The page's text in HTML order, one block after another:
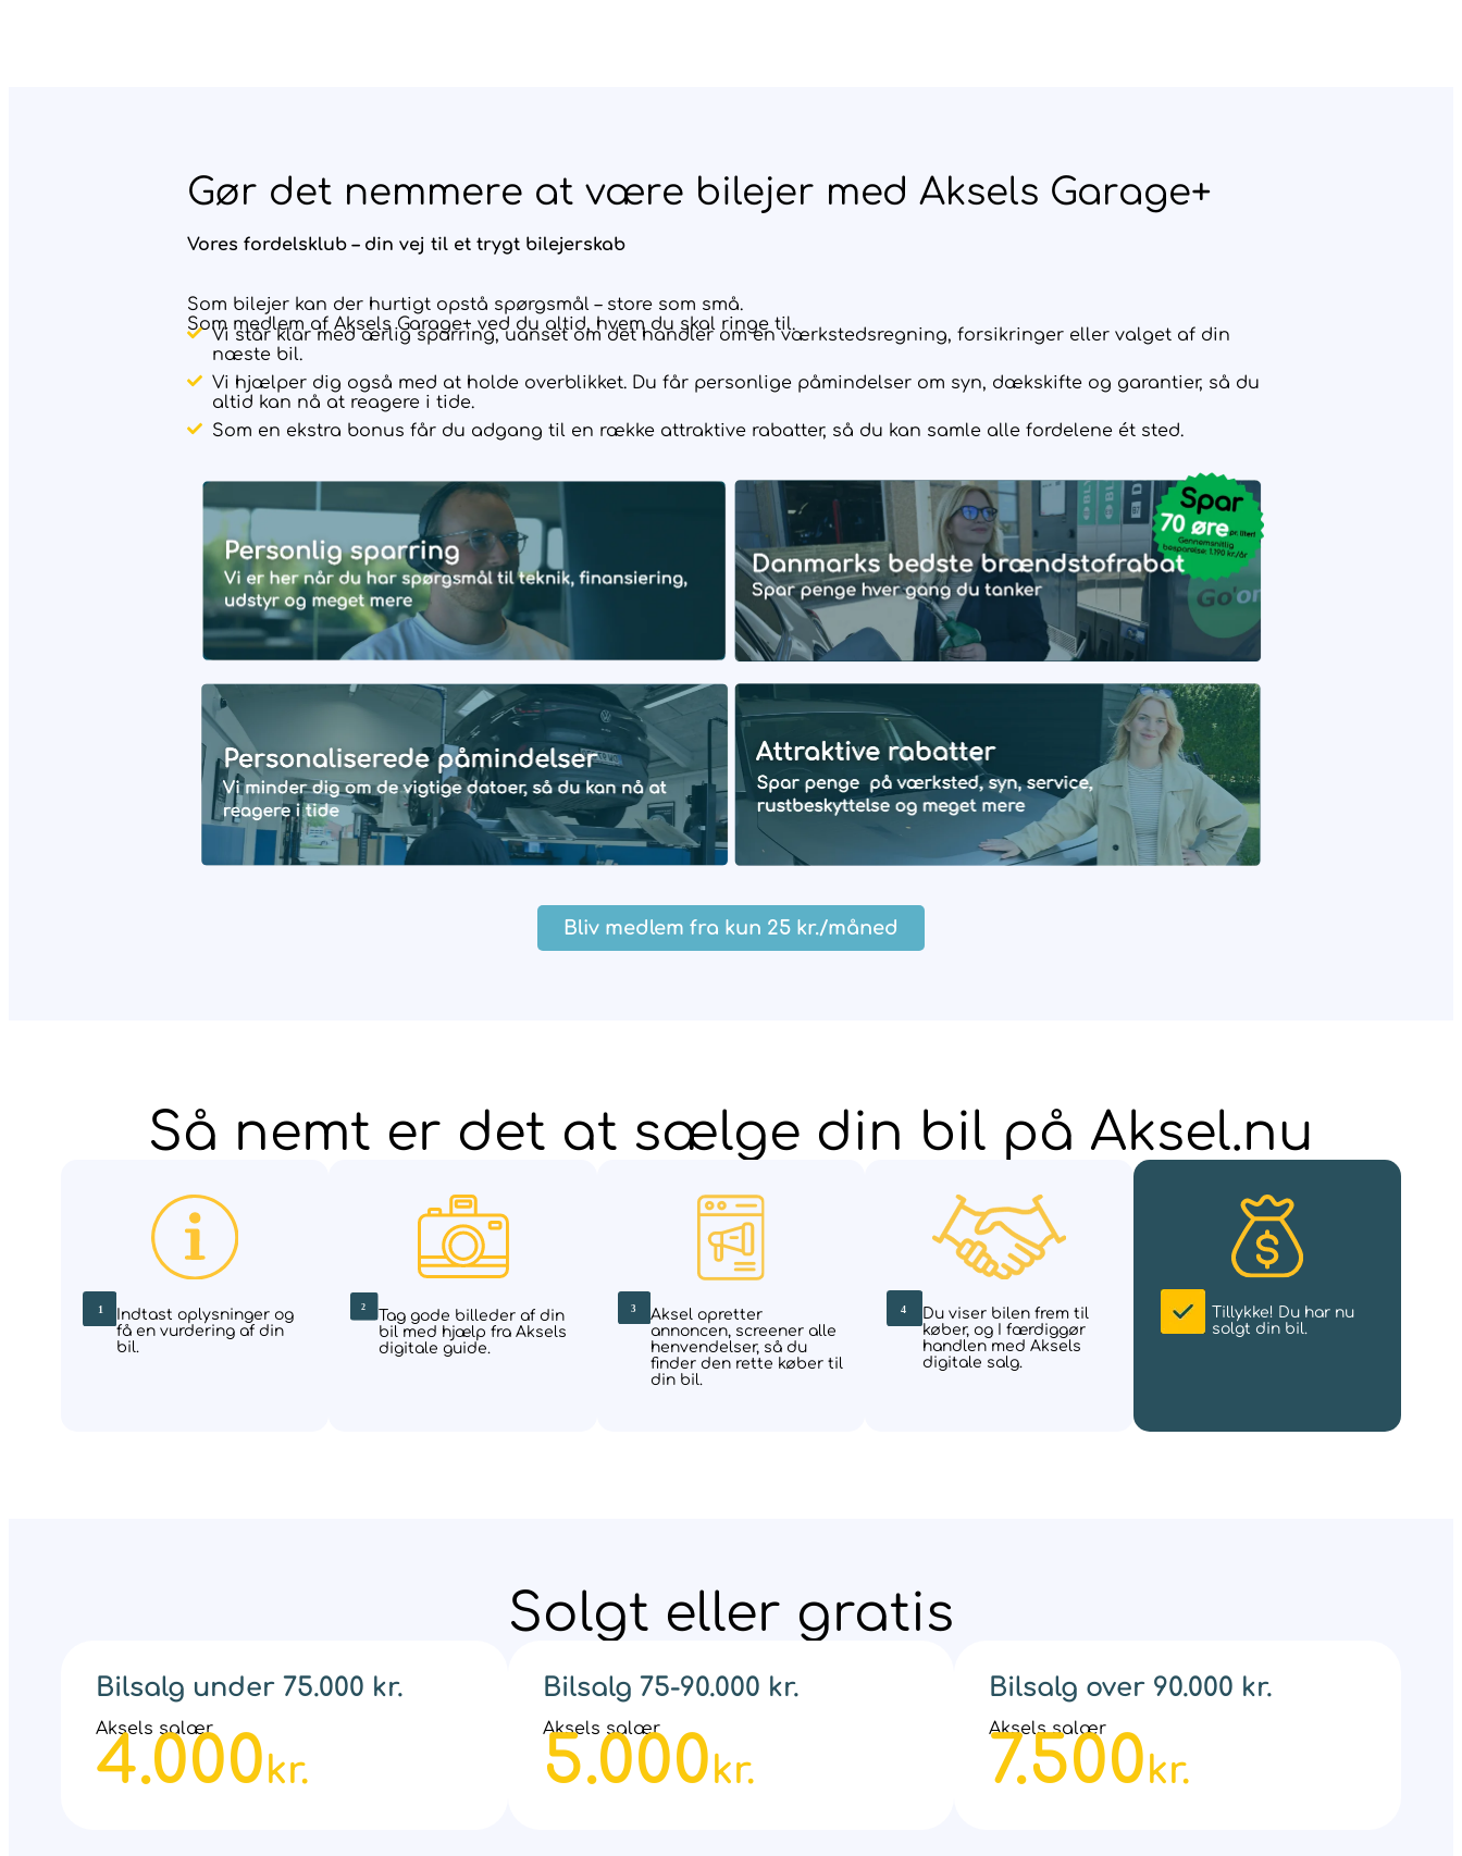
Gør det nemmere at være bilejer med Aksels Garage+
Vores fordelsklub – din vej til et trygt bilejerskab
Som bilejer kan der hurtigt opstå spørgsmål – store som små.
Som medlem af Aksels Garage+ ved du altid, hvem du skal ringe til.
Vi står klar med ærlig sparring, uanset om det handler om en værkstedsregning, forsikringer eller valget af din
næste bil.
Vi hjælper dig også med at holde overblikket. Du får personlige påmindelser om syn, dækskifte og garantier, så du
altid kan nå at reagere i tide.
Som en ekstra bonus får du adgang til en række attraktive rabatter, så du kan samle alle fordelene ét sted.
Bliv medlem fra kun 25 kr./måned
Så nemt er det at sælge din bil på Aksel.nu
Indtast oplysninger og
få en vurdering af din
bil.
Tag gode billeder af din
bil med hjælp fra Aksels
digitale guide.
Aksel opretter
annoncen, screener alle
henvendelser, så du
finder den rette køber til
din bil.
Du viser bilen frem til
køber, og I færdiggør
handlen med Aksels
digitale salg.
Tillykke! Du har nu
solgt din bil.
Solgt eller gratis
Bilsalg under 75.000 kr.
Aksels salær
4.000 kr.
Bilsalg 75-90.000 kr.
Aksels salær
5.000 kr.
Bilsalg over 90.000 kr.
Aksels salær
7.500 kr.